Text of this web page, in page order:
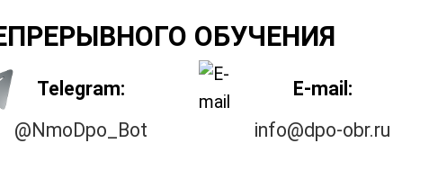
ОБУЧЕНИЯ
Telegram:
@NmoDpo_Bot
E-mail:
info@dpo-obr.ru